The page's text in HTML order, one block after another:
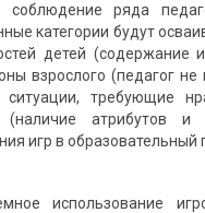
соблюдение ряда
категории будут
детей
взрослого (педагог
требующие
атрибутов и
игр в
использование